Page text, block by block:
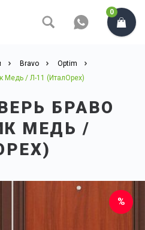
0
Bravo
Optim
Медь / Л-11 (ИталОрех)
БРАВО
МЕДЬ /